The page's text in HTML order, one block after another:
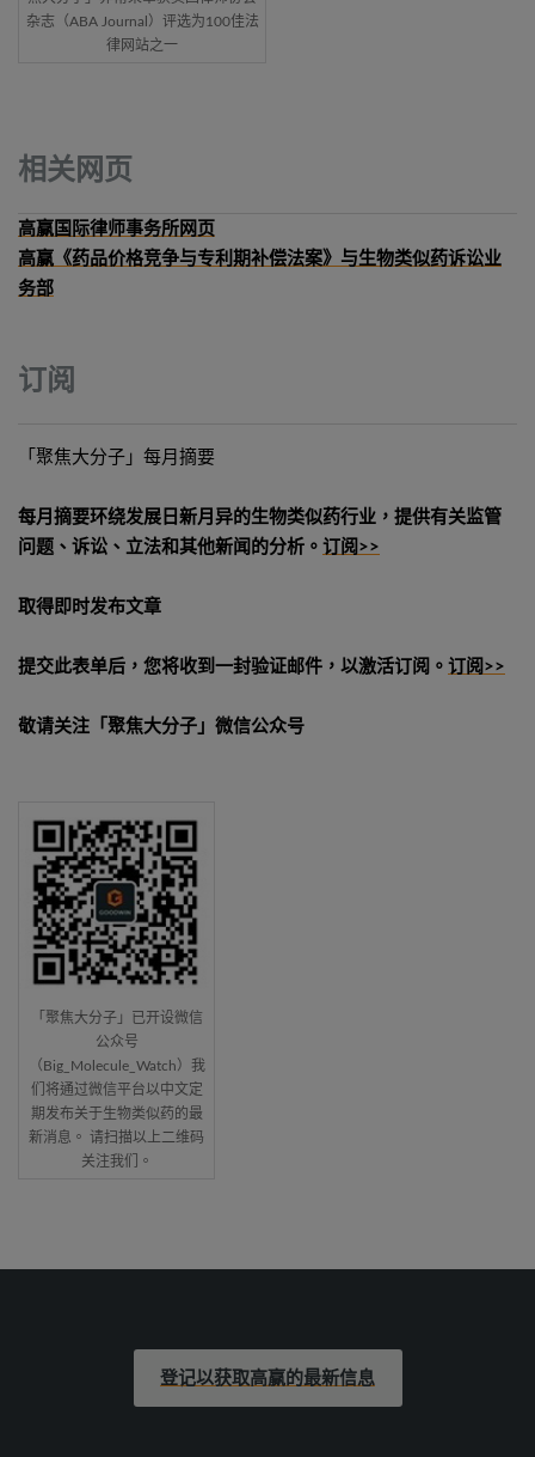
杂志（ABA Journal）评选为100佳法
律网站之一
相关网页
高赢国际律师事务所网页
高赢《药品价格竞争与专利期补偿法案》与生物类似药诉讼业
务部
订阅
「聚焦大分子」每月摘要
每月摘要环绕发展日新月异的生物类似药行业，提供有关监管
问题、诉讼、立法和其他新闻的分析。 订阅>>
取得即时发布文章
提交此表单后，您将收到一封验证邮件，以激活订阅。 订阅>>
敬请关注「聚焦大分子」微信公众号
「聚焦大分子」已开设微信
公众号
（Big_Molecule_Watch）我
们将通过微信平台以中文定
期发布关于生物类似药的最
新消息。 请扫描以上二维码
关注我们。
登记以获取高赢的最新信息